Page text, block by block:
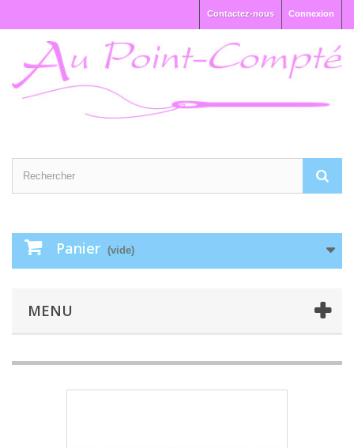
Connexion
Contactez-nous
Panier (vide)
MENU